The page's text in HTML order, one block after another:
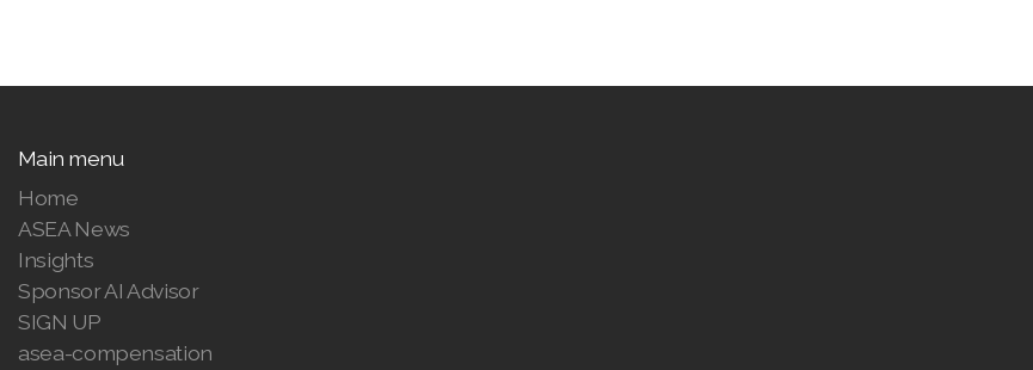
Main menu
Home
ASEA News
Insights
Sponsor AI Advisor
SIGN UP
asea-compensation